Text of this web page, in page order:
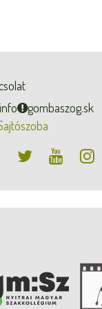
info
gombaszog.sk